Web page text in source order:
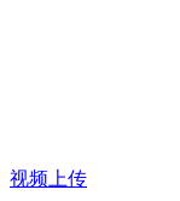
视频上传